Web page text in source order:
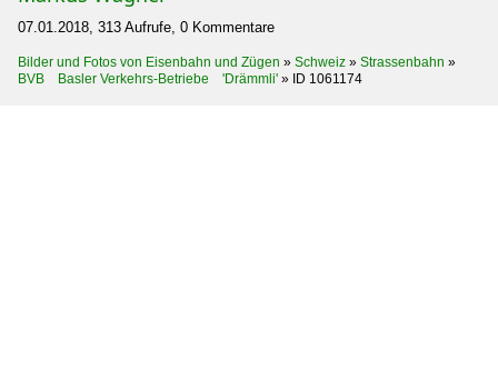
07.01.2018, 313 Aufrufe, 0 Kommentare
Bilder und Fotos von Eisenbahn und Zügen » Schweiz » Strassenbahn »
BVB Basler Verkehrs-Betriebe 'Drämmli' » ID 1061174